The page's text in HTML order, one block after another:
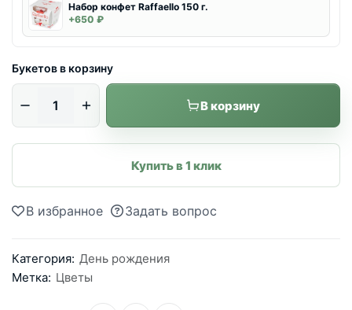
Набор конфет Raffaello 150 г.
+650 ₽
Букетов в корзину
В корзину
Купить в 1 клик
В избранное Задать вопрос
Категория: День рождения
Метка: Цветы